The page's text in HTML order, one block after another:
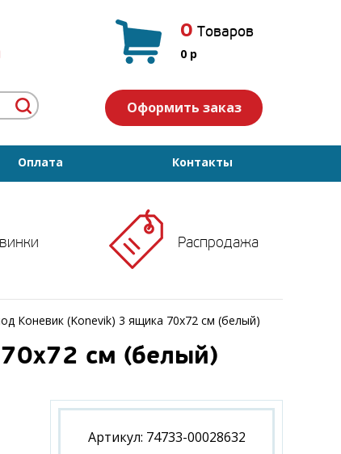
0 Товаров
0 p
Оформить заказ
Оплата Контакты
Распродажа
Коневик (Konevik) 3 ящика 70х72 см (белый)
см (белый)
Артикул: 74733-00028632